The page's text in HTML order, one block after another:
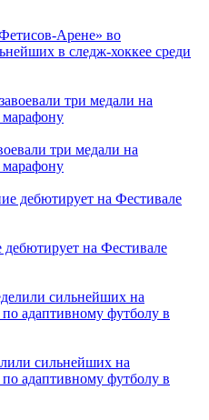
Арене» во
в следж-хоккее среди
три медали на
марафону
на Фестивале
сильнейших на
адаптивному футболу в